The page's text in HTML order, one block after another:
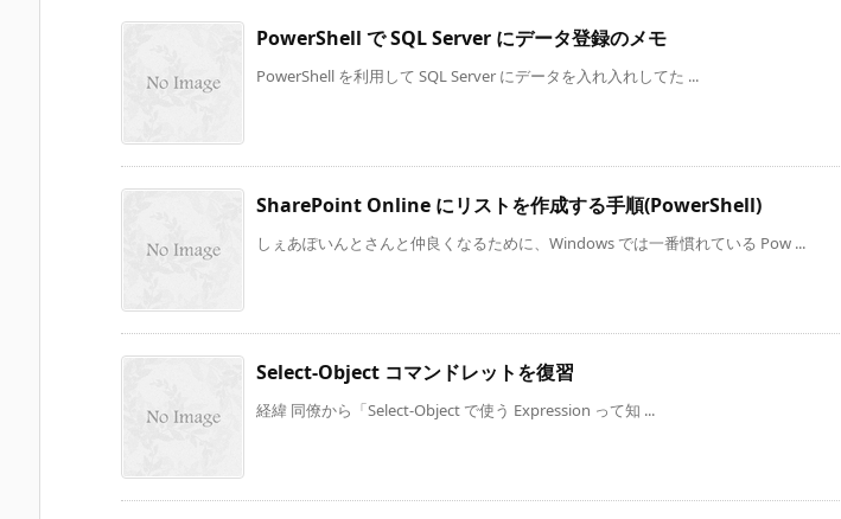
PowerShell で SQL Server にデータ登録のメモ
PowerShell を利用して SQL Server にデータを入れ入れしてた ...
SharePoint Online にリストを作成する手順(PowerShell)
しぇあぽいんとさんと仲良くなるために、Windows では一番慣れている Pow ...
Select-Object コマンドレットを復習
経緯 同僚から「Select-Object で使う Expression って知 ...